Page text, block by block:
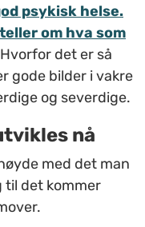
psykisk helse.
om hva som
Hvorfor det er så
gode bilder i vakre
og severdige.
nå
med det man
til det kommer